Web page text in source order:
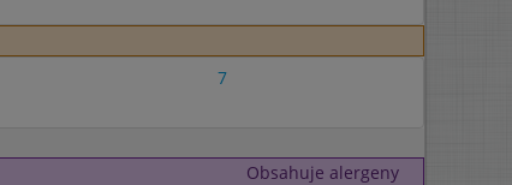
7
Obsahuje alergeny